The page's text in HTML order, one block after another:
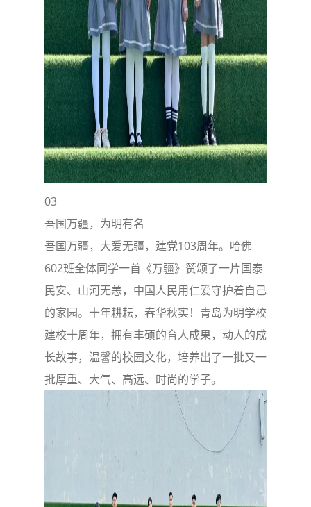
03
吾国万疆，为明有名
吾国万疆，大爱无疆，建党103周年。哈佛
602班全体同学一首《万疆》赞颂了一片国泰
民安、山河无恙，中国人民用仁爱守护着自己
的家园。十年耕耘，春华秋实！青岛为明学校
建校十周年，拥有丰硕的育人成果，动人的成
长故事，温馨的校园文化，培养出了一批又一
批厚重、大气、高远、时尚的学子。